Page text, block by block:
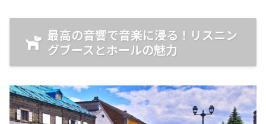
最高の音響で音楽に浸る！リスニン
グブースとホールの魅力